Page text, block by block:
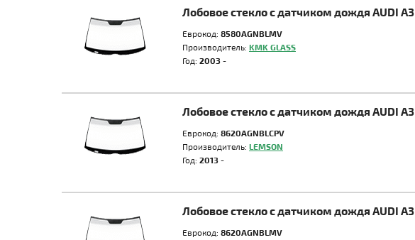
Лобовое стекло с датчиком дождя AUDI A3
Еврокод: 8580AGNBLMV
Производитель: KMK GLASS
Год: 2003 -
Лобовое стекло с датчиком дождя AUDI A3
Еврокод: 8620AGNBLCPV
Производитель: LEMSON
Год: 2013 -
Лобовое стекло с датчиком дождя AUDI A3
Еврокод: 8620AGNBLMV